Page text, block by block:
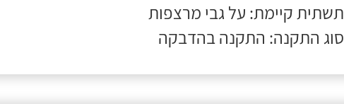
תשתית קיימת: על גבי מרצפות
סוג התקנה: התקנה בהדבקה